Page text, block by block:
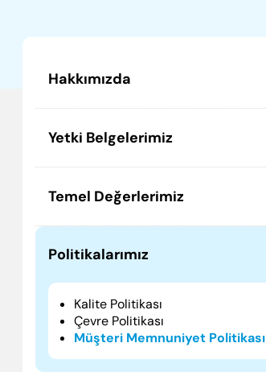
Hakkımızda
Yetki Belgelerimiz
Temel Değerlerimiz
Politikalarımız
Kalite Politikası
Çevre Politikası
Müşteri Memnuniyet Politikası